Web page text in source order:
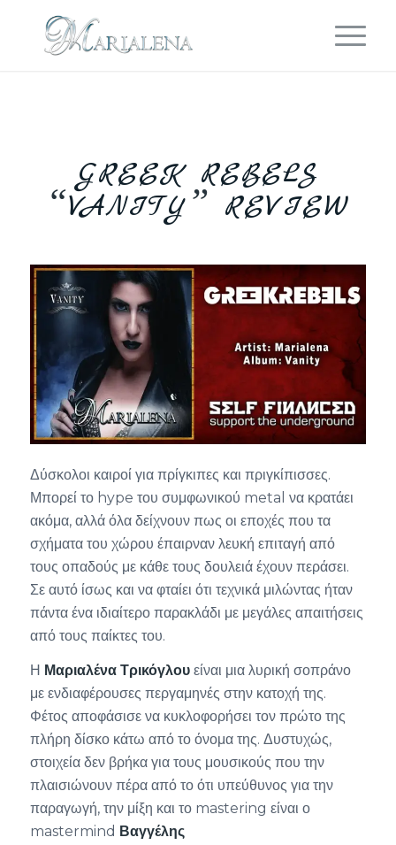
GREEK REBELS
“VANITY” REVIEW
Δύσκολοι καιροί για πρίγκιπες και πριγκίπισσες.
Μπορεί το hype του συμφωνικού metal να κρατάει
ακόμα, αλλά όλα δείχνουν πως οι εποχές που τα
σχήματα του χώρου έπαιρναν λευκή επιταγή από
τους οπαδούς με κάθε τους δουλειά έχουν περάσει.
Σε αυτό ίσως και να φταίει ότι τεχνικά μιλώντας ήταν
πάντα ένα ιδιαίτερο παρακλάδι με μεγάλες απαιτήσεις
από τους παίκτες του.
Η Μαριαλένα Τρικόγλουείναι μια λυρική σοπράνο
με ενδιαφέρουσες περγαμηνές στην κατοχή της.
Φέτος αποφάσισε να κυκλοφορήσει τον πρώτο της
πλήρη δίσκο κάτω από το όνομα της. Δυστυχώς,
στοιχεία δεν βρήκα για τους μουσικούς που την
πλαισιώνουν πέρα από το ότι υπεύθυνος για την
παραγωγή, την μίξη και το mastering είναι ο
mastermind Βαγγέλης